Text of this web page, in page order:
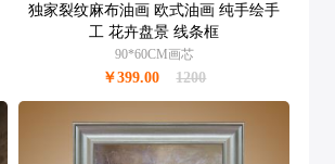
独家裂纹麻布油画 欧式油画 纯手绘手
工 花卉盘景 线条框
90*60CM画芯
￥399.00 1200